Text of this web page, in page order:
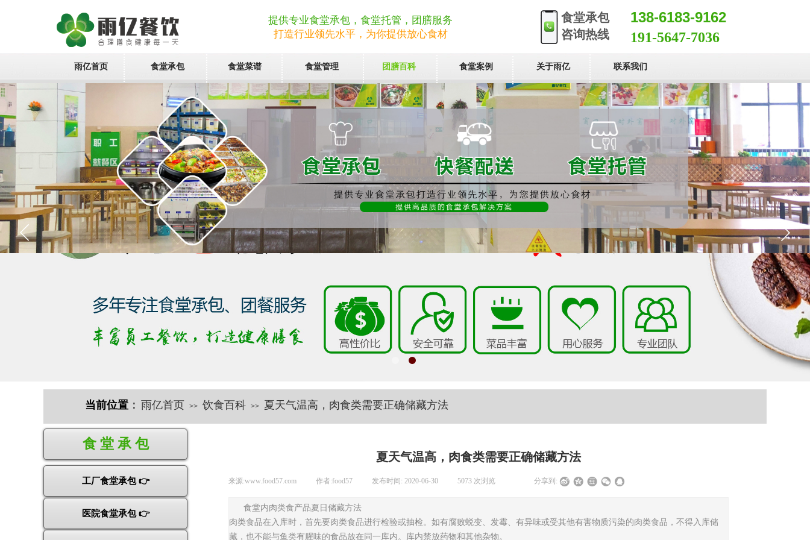
快速导航
138-6183-9162
191-5647-7036
食堂承包
咨询热线
提供专业食堂承包，食堂托管，团膳服务
打造行业领先水平，为你提供放心食材
雨亿首页 食堂承包 食堂菜谱 食堂管理 团膳百科 食堂案例 关于雨亿 联系我们
当前位置 ： 雨亿首页 >> 饮食百科 >> 夏天气温高，肉食类需要正确储藏方法
食 堂 承 包
夏天气温高，肉食类需要正确储藏方法
来源:www.food57.com 作者:food57 发布时间: 2020-06-30 5073 次浏览 分享到:
​食堂内肉类食产品夏日储藏方法
​肉类食品在入库时，首先要肉类食品进行检验或抽检。如有腐败蜕变、发霉、有异味或受其他有害物质污染的肉类食品，不得入库储
藏，也不能与鱼类有腥味的食品放在同一库内。库内禁放药物和其他杂物。
工厂食堂承包 👉
医院食堂承包 👉